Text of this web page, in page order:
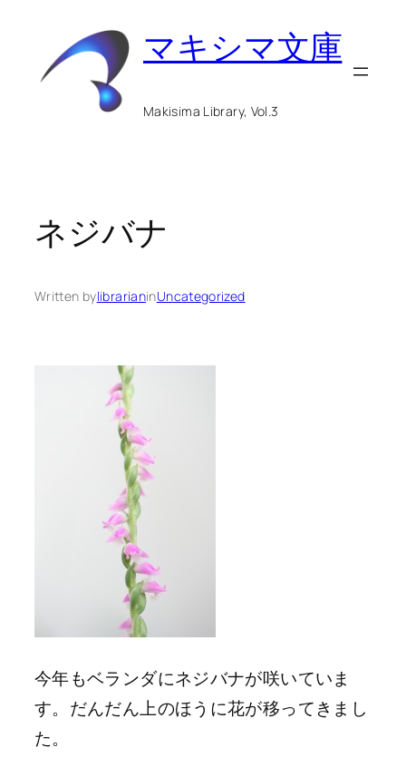
マキシマ文庫
Makisima Library, Vol.3
ネジバナ
Written bylibrarianinUncategorized
今年もベランダにネジバナが咲いていま
す。だんだん上のほうに花が移ってきまし
た。